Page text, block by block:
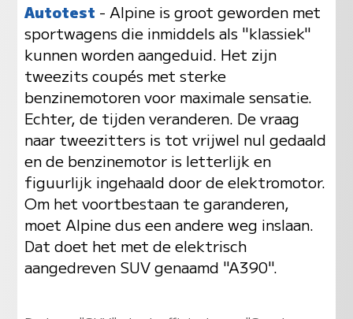
Autotest - Alpine is groot geworden met
sportwagens die inmiddels als "klassiek"
kunnen worden aangeduid. Het zijn
tweezits coupés met sterke
benzinemotoren voor maximale sensatie.
Echter, de tijden veranderen. De vraag
naar tweezitters is tot vrijwel nul gedaald
en de benzinemotor is letterlijk en
figuurlijk ingehaald door de elektromotor.
Om het voortbestaan te garanderen,
moet Alpine dus een andere weg inslaan.
Dat doet het met de elektrisch
aangedreven SUV genaamd "A390".